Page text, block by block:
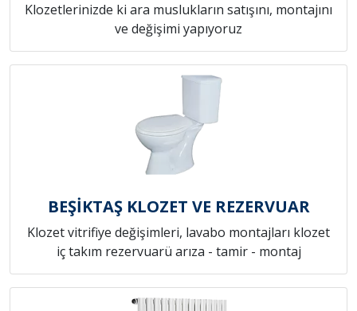
Klozetlerinizde ki ara muslukların satışını, montajını
ve değişimi yapıyoruz
BEŞİKTAŞ KLOZET VE REZERVUAR
Klozet vitrifiye değişimleri, lavabo montajları klozet
iç takım rezervuarü arıza - tamir - montaj